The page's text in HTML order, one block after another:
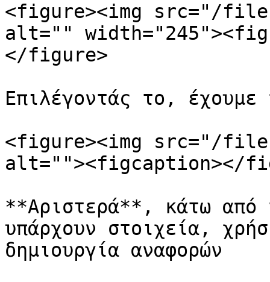
<figure><img src="/
alt=""
</figure>
Επιλέγοντάς το, έχουμε
<figure><img src="/files/
alt=""><figcaption></
**Αριστερά**, κάτω
υπάρχουν στοιχεία,
δημιουργία αναφορών